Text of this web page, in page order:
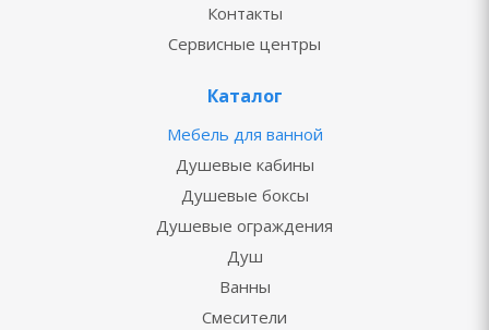
Контакты
Сервисные центры
Каталог
Мебель для ванной
Душевые кабины
Душевые боксы
Душевые ограждения
Душ
Ванны
Смесители